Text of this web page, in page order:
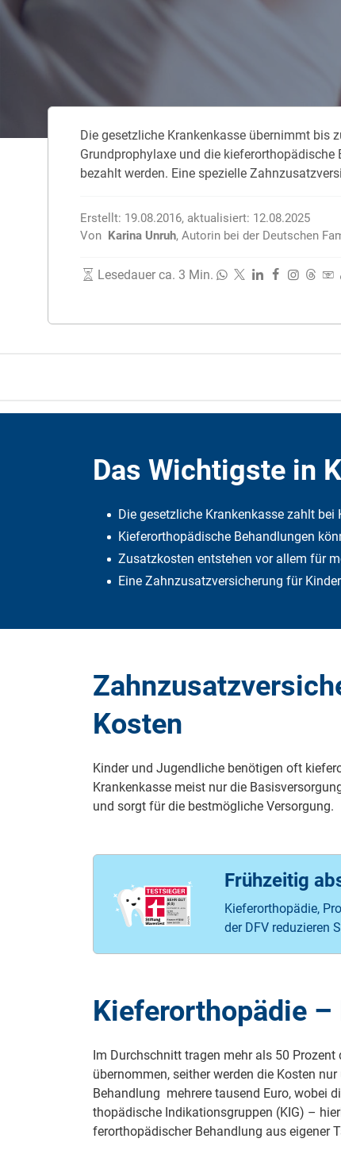
Zahnzusatzversicherung
Würmer, Wurmkur & Entwurmung
Tierarztkosten für Hunde 2025
Listenhunde in Deutschland
Die gesetzliche Krankenkasse übernimmt bis
Grundprophylaxe und die
bezahlt werden. Eine spezielle
Erstellt: 19.08.2016, aktualisiert: 12.08.2025
Von Karina Unruh, Autorin bei der Deutschen
Lesedauer ca. 3 Min.
Das Wichtigste in
Die gesetzliche Krankenkasse zahlt
Kieferorthopädische Behandlungen
Zusatzkosten entstehen vor allem für
Eine Zahnzusatzversicherung für
Kosten
Kinder und Jugendliche benötigen oft
Krankenkasse meist nur die
und sorgt für die bestmögliche Versorgung.
Frühzeitig
Kieferorthopädie,
der DFV reduzieren
Kieferorthopädie
Im Durch­schnitt tragen mehr als 50
über­nom­men, sei­ther werden die Kos­ten
Be­hand­lung mehrere tau­send Euro, wobei
tho­pä­di­sche In­di­ka­tions­grup­pen (KIG) –
fer­or­tho­pä­di­sche­r Be­hand­lung aus ei­gener